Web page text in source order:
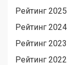
Рейтинг 2025
Рейтинг 2024
Рейтинг 2023
Рейтинг 2022